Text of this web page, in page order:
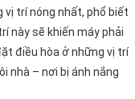
vị trí nóng nhất, phổ biết
này sẽ khiến máy phải
điều hòa ở những vị trí
nhà – nơi bị ánh nắng